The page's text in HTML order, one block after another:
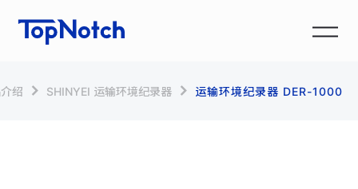
绍 SHINYEI 运输环境纪录器 运输环境纪录器 DER-1000